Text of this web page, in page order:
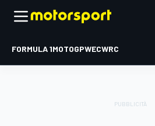
FORMULA 1MOTOGPWECWRC